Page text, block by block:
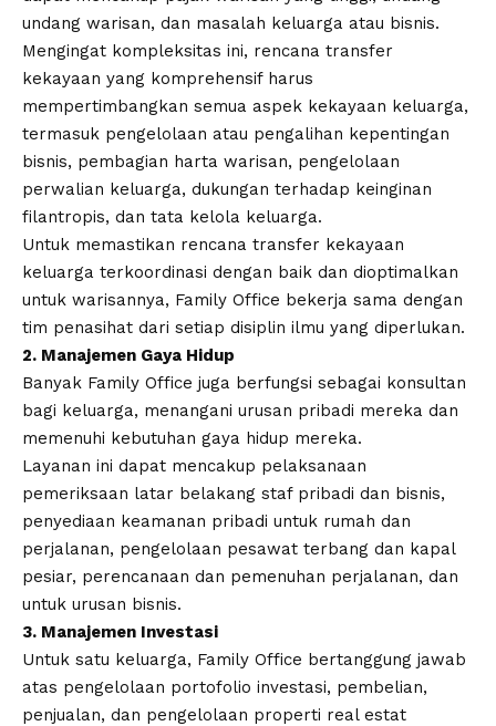
undang warisan, dan masalah keluarga atau bisnis.
Mengingat kompleksitas ini, rencana transfer
kekayaan yang komprehensif harus
mempertimbangkan semua aspek kekayaan keluarga,
termasuk pengelolaan atau pengalihan kepentingan
bisnis, pembagian harta warisan, pengelolaan
perwalian keluarga, dukungan terhadap keinginan
filantropis, dan tata kelola keluarga.
Untuk memastikan rencana transfer kekayaan
keluarga terkoordinasi dengan baik dan dioptimalkan
untuk warisannya, Family Office bekerja sama dengan
tim penasihat dari setiap disiplin ilmu yang diperlukan.
2. Manajemen Gaya Hidup
Banyak Family Office juga berfungsi sebagai konsultan
bagi keluarga, menangani urusan pribadi mereka dan
memenuhi kebutuhan gaya hidup mereka.
Layanan ini dapat mencakup pelaksanaan
pemeriksaan latar belakang staf pribadi dan bisnis,
penyediaan keamanan pribadi untuk rumah dan
perjalanan, pengelolaan pesawat terbang dan kapal
pesiar, perencanaan dan pemenuhan perjalanan, dan
untuk urusan bisnis.
3. Manajemen Investasi
Untuk satu keluarga, Family Office bertanggung jawab
atas pengelolaan portofolio investasi, pembelian,
penjualan, dan pengelolaan properti real estat